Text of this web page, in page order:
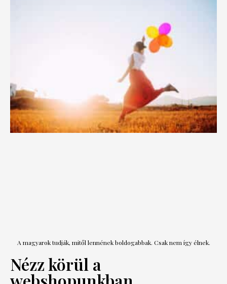
A magyarok tudják, mitől lennének boldogabbak. Csak nem így élnek.
Nézz körül a